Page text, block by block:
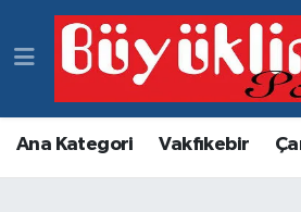
Ana Kategori Vakfıkebir
Vakfıkebir Hava Durumu
Vakfıkebir Trafik Yoğunluk